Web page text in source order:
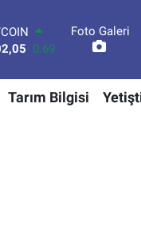
0.06
0.1
Foto Galeri
Tarım Bilgisi